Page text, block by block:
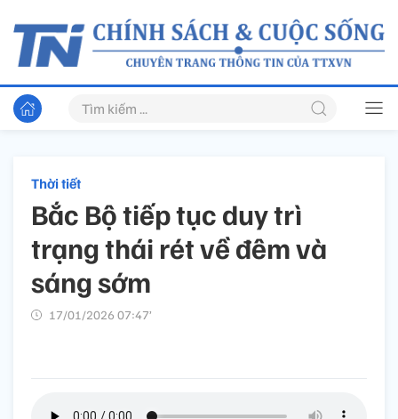
Thời tiết
Bắc Bộ tiếp tục duy trì
trạng thái rét về đêm và
sáng sớm
17/01/2026 07:47’